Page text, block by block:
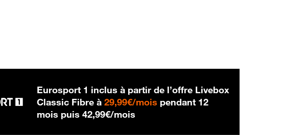
Eurosport 1 inclus à partir de l’offre Livebox
Classic Fibre à29,99€/mois 29,99 € par mois
pendant 12
mois puis42,99€/mois